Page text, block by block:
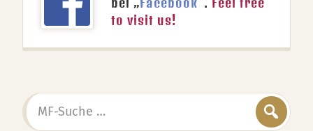
to visit us!
MF-
Suche